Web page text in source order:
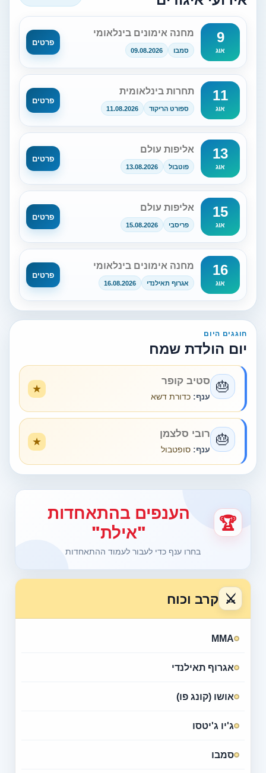
9
אוג
מחנה אימונים בינלאומי
סמבו 09.08.2026
פרטים
11
אוג
תחרות בינלאומית
ספורט הריקוד 11.08.2026
פרטים
13
אוג
אליפות עולם
פוטבול 13.08.2026
פרטים
15
אוג
אליפות עולם
פריסבי 15.08.2026
פרטים
16
אוג
מחנה אימונים בינלאומי
אגרוף תאילנדי 16.08.2026
פרטים
חוגגים היום
יום הולדת שמח
🎂 סטיב קופר
ענף: כדורת דשא
🎂 רובי סלצמן
ענף: סופטבול
🏆
הענפים בהתאחדות
"אילת"
בחרו ענף כדי לעבור לעמוד ההתאחדות
⚔ קרב וכוח
MMA
אגרוף תאילנדי
אושו (קונג פו)
ג'יו ג'יטסו
סמבו